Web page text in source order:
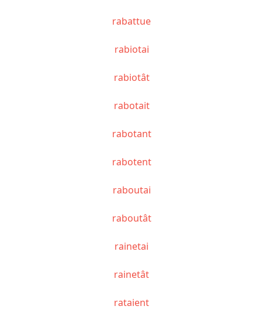
rabattue
rabiotai
rabiotât
rabotait
rabotant
rabotent
raboutai
raboutât
rainetai
rainetât
rataient